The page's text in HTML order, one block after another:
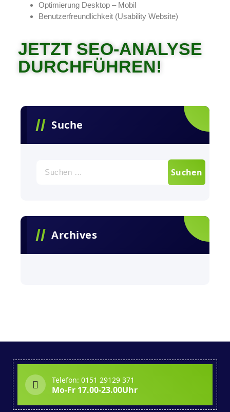
Optimierung Desktop – Mobil
Benutzerfreundlichkeit (Usability Website)
JETZT SEO-ANALYSE
DURCHFÜHREN!
Suche
Archives
Telefon: 0151 29129 371
Mo-Fr 17.00-23.00Uhr